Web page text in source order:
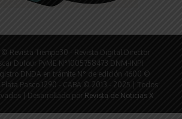
© Revista Tiempo30 - Revista Digital Director
Dufour PyME N°1005758473 DNM-INPI
DNDA en trámite N° de edición 4600 ©
Pasco 1290 - CABA © 2013 - 2025 | Todos
| Desarrollado por Revista de Noticias X